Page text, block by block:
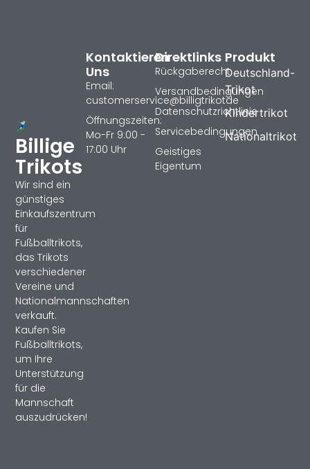
Billige
Trikots
Wir sind ein
günstiges
Einkaufszentrum
für
Fußballtrikots,
das Trikots
verschiedener
Vereine und
Nationalmannschaften
verkauft.
Kaufen Sie
Fußballtrikots,
um Ihre
Unterstützung
für die
Mannschaft
auszudrücken!
Produkt
Deutschland-
Trikot
Kindertrikot
Nationaltrikot
Direktlinks
Rückgaberecht
Versandbedingungen
Datenschutzrichtlinie
Servicebedingungen
Geistiges
Eigentum
Kontaktieren
Uns
Email:
customerservice@billigtrikotde
Öffnungszeiten:
Mo-Fr 9:00 -
17:00 Uhr